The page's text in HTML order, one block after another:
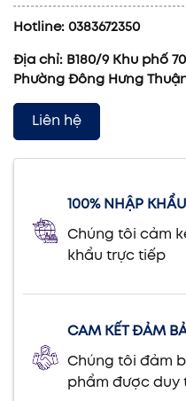
Hotline: 0383672350
Địa chỉ: B180/9 Khu phố
Phường Đông Hưng
Liên hệ
100% NHẬP
Chúng tôi cảm
khẩu trực tiếp
CAM KẾT ĐẢM
Chúng tôi đảm
phẩm được duy